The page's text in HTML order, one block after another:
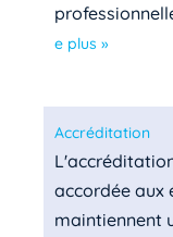
e plus »
Accréditation
accordée aux
maintiennent